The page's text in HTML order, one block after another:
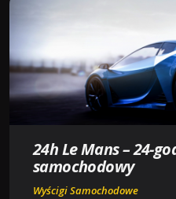
NA
ZWYCIĘSTWO?
24h Le Mans – 24-
samochodowy
Wyścigi Samochodowe